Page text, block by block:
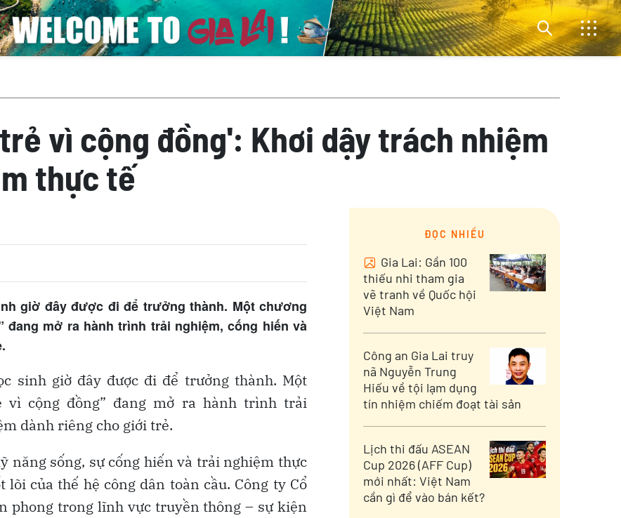
vì cộng đồng': Khơi dậy trách nhiệm
thực tế
giờ đây được đi để trưởng thành. Một chương
đang mở ra hành trình trải nghiệm, cống hiến và
sinh giờ đây được đi để trưởng thành. Một
cộng đồng” đang mở ra hành trình trải
dành riêng cho giới trẻ.
năng sống, sự cống hiến và trải nghiệm thực
của thế hệ công dân toàn cầu. Công ty Cổ
phong trong lĩnh vực truyền thông – sự kiện
ĐỌC NHIỀU
Gia Lai: Gần 100
thiếu nhi tham gia
vẽ tranh về Quốc hội
Việt Nam
Công an Gia Lai truy
nã Nguyễn Trung
Hiếu về tội lạm dụng
tín nhiệm chiếm đoạt tài sản
Lịch thi đấu ASEAN
Cup 2026 (AFF Cup)
mới nhất: Việt Nam
cần gì để vào bán kết?